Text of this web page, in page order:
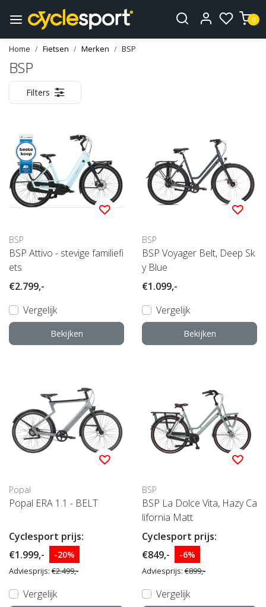
0
Home Fietsen Merken BSP
BSP
Filters
BSP
BSP Attivo - stevige familiefi
ets
€2.799,-
Vergelijk
Bekijken
BSP
BSP Voyager Belt, Deep Sk
y Blue
€1.099,-
Vergelijk
Bekijken
Popal
Popal ERA 1.1 - BELT
Cyclesport prijs:
€1.999,-
-20%
Adviesprijs: €2.499,-
Vergelijk
BSP
BSP La Dolce Vita, Hazy Ca
lifornia Matt
Cyclesport prijs:
€849,-
-6%
Adviesprijs: €899,-
Vergelijk